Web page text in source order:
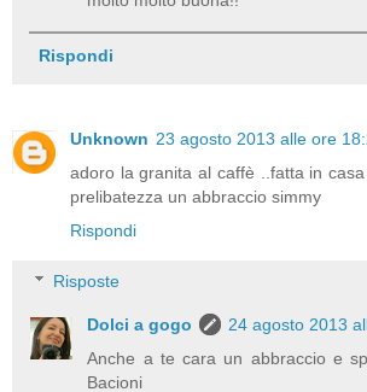
Rispondi
Unknown 23 agosto 2013 alle ore
adoro la granita al caffè ..fatta in
prelibatezza un abbraccio simmy
Rispondi
Risposte
Dolci a gogo
24 agosto 2013
Anche a te cara un abbraccio e
Bacioni